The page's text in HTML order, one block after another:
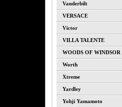
Vanderbilt
VERSACE
Victor
VILLA TALENTE
WOODS OF WINDSOR
Worth
Xtreme
Yardley
Yohji Yamamoto